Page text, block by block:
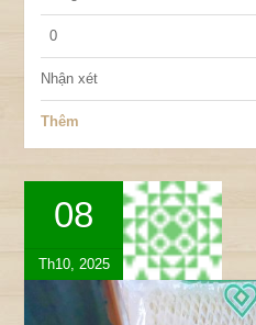
0
Nhận xét
Thêm
08
Th10, 2025